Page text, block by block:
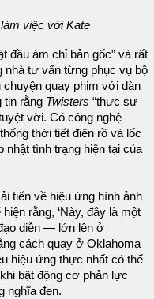
việc với Kate
đầu ám chỉ bản gốc” và rất
tư vấn từng phục vụ bộ
quay phim với dàn
tin rằng Twisters “thực sự
vời. Có công nghệ
thời tiết điên rồ và lốc
tình trạng hiện tại của
tiến về hiệu ứng hình ảnh
rằng, ‘Này, đây là một
diễn — lớn lên ở
cách quay ở Oklahoma
hiệu ứng thực nhất có thể
bật động cơ phản lực
nghĩa đen.